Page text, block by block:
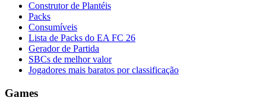
Construtor de Plantéis
Packs
Consumíveis
Lista de Packs do EA FC 26
Gerador de Partida
SBCs de melhor valor
Jogadores mais baratos por classificação
Games